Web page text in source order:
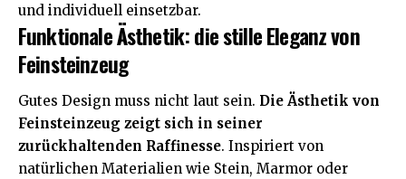
und individuell einsetzbar.
Funktionale Ästhetik: die stille Eleganz von
Feinsteinzeug
Gutes Design muss nicht laut sein. Die Ästhetik von
Feinsteinzeug zeigt sich in seiner
zurückhaltenden Raffinesse. Inspiriert von
natürlichen Materialien wie Stein, Marmor oder